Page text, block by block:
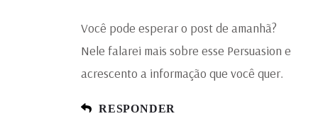
Você pode esperar o post de amanhã?
Nele falarei mais sobre esse Persuasion e
acrescento a informação que você quer.
RESPONDER